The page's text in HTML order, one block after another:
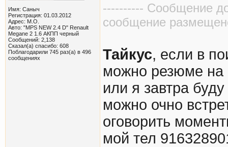
Имя: Саныч
Регистрация: 01.03.2012
Адрес: М.О.
Авто: "MPS NEW 2.4 D" Renault
Megane 2 1.6 АКПП черный
Сообщений: 2,138
Сказал(а) спасибо: 608
Поблагодарили 745 раз(а) в 496
сообщениях
---------- Сообщение
сообщение
Тайкус, если в
можно резюме на
или я завтра
можно очно
оговорить
мой тел